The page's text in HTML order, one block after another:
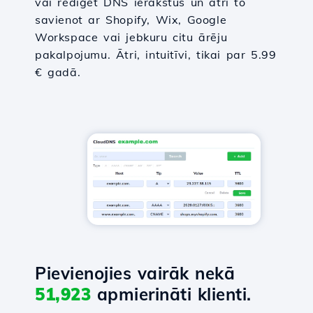
savienot ar Shopify, Wix, Google
Workspace vai jebkuru citu ārēju
pakalpojumu. Ātri, intuitīvi, tikai par 5.99
€ gadā.
Pievienojies vairāk nekā
51,923 apmierināti klienti.